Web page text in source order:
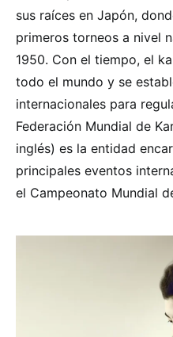
sus raíces en Japón,
primeros torneos a nivel
1950. Con el tiempo, el
todo el mundo y se
internacionales para
Federación Mundial de
inglés) es la entidad
principales eventos
el Campeonato Mundial